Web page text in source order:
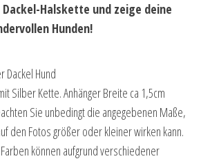
Halskette und zeige deine
Hunden!
Dackel Hund
Silber Kette. Anhänger Breite ca 1,5cm
Sie unbedingt die angegebenen Maße,
den Fotos größer oder kleiner wirken kann.
können aufgrund verschiedener